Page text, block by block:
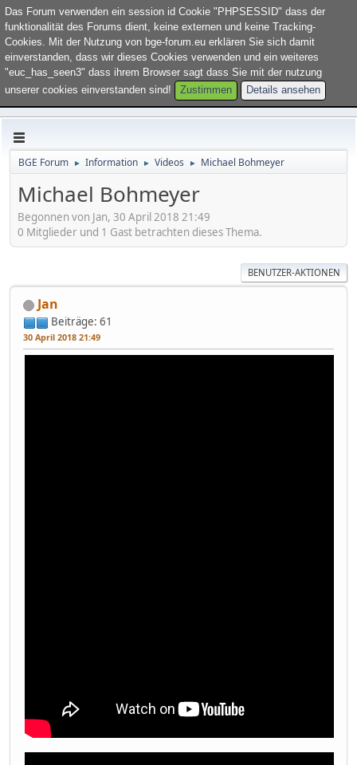
Das Forum verwenden ein session id Cookie "PHPSESSID" dass der
funktionalität des Forums dient, keine externen und keine Tracking-
Cookies. Mit der Nutzung von bge-forum.eu erklären Sie sich damit
einverstanden, dass wir dieses Cookies verwenden und ein weiteres
"euc_has_seen3" dass ihrem Browser sagt dass Sie mit der nutzung
unserer cookies einverstanden sind!
Zustimmen Details ansehen
Willkommen im Forum "BGE Forum". Bitteloggen Sie sich ein oder
registrieren Sie sich.
BGE Forum ► Information ► Videos ► Michael Bohmeyer
Michael Bohmeyer
Begonnen von Jan, 30 April 2018 21:49
0 Mitglieder und 1 Gast betrachten dieses Thema.
BENUTZER-AKTIONEN
Jan
Beiträge: 61
30 April 2018 21:49